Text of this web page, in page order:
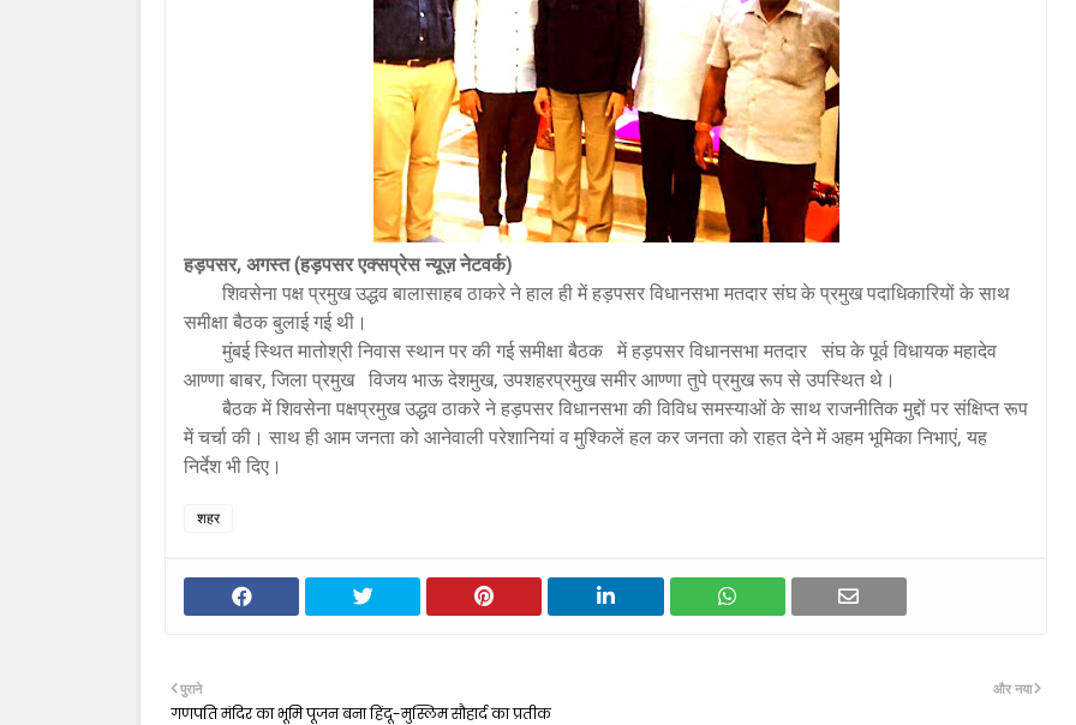
हड़पसर, अगस्त (हड़पसर एक्सप्रेस न्यूज़ नेटवर्क)
शिवसेना पक्ष प्रमुख उद्धव बालासाहब ठाकरे ने हाल ही में हड़पसर विधानसभा मतदार संघ के प्रमुख पदाधिकारियों के साथ
समीक्षा बैठक बुलाई गई थी।
मुंबई स्थित मातोश्री निवास स्थान पर की गई समीक्षा बैठक में हड़पसर विधानसभा मतदार संघ के पूर्व विधायक महादेव
आण्णा बाबर, जिला प्रमुख विजय भाऊ देशमुख, उपशहरप्रमुख समीर आण्णा तुपे प्रमुख रूप से उपस्थित थे।
बैठक में शिवसेना पक्षप्रमुख उद्धव ठाकरे ने हड़पसर विधानसभा की विविध समस्याओं के साथ राजनीतिक मुद्दों पर संक्षिप्त रूप
में चर्चा की। साथ ही आम जनता को आनेवाली परेशानियां व मुश्किलें हल कर जनता को राहत देने में अहम भूमिका निभाएं, यह
निर्देश भी दिए।
शहर
और नया
पुराने
गणपति मंदिर का भूमि पूजन बना हिंदू-मुस्लिम सौहार्द का प्रतीक